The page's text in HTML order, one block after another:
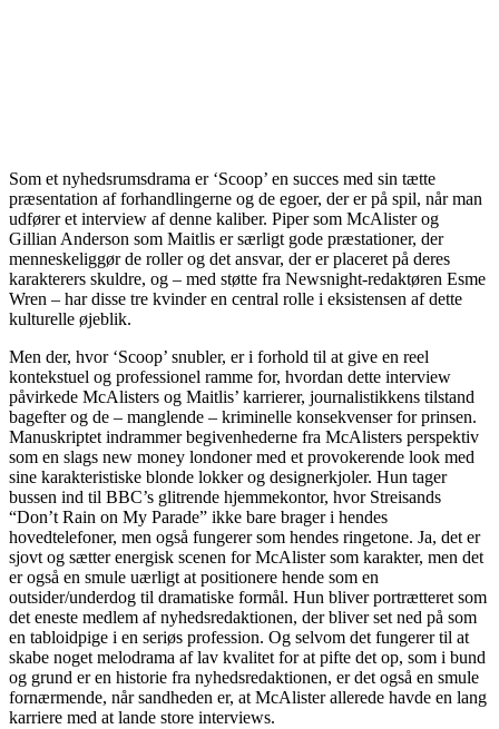
Som et nyhedsrumsdrama er ‘Scoop’ en succes med sin tætte
præsentation af forhandlingerne og de egoer, der er på spil, når man
udfører et interview af denne kaliber. Piper som McAlister og
Gillian Anderson som Maitlis er særligt gode præstationer, der
menneskeliggør de roller og det ansvar, der er placeret på deres
karakterers skuldre, og – med støtte fra Newsnight-redaktøren Esme
Wren – har disse tre kvinder en central rolle i eksistensen af dette
kulturelle øjeblik.
Men der, hvor ‘Scoop’ snubler, er i forhold til at give en reel
kontekstuel og professionel ramme for, hvordan dette interview
påvirkede McAlisters og Maitlis’ karrierer, journalistikkens tilstand
bagefter og de – manglende – kriminelle konsekvenser for prinsen.
Manuskriptet indrammer begivenhederne fra McAlisters perspektiv
som en slags new money londoner med et provokerende look med
sine karakteristiske blonde lokker og designerkjoler. Hun tager
bussen ind til BBC’s glitrende hjemmekontor, hvor Streisands
“Don’t Rain on My Parade” ikke bare brager i hendes
hovedtelefoner, men også fungerer som hendes ringetone. Ja, det er
sjovt og sætter energisk scenen for McAlister som karakter, men det
er også en smule uærligt at positionere hende som en
outsider/underdog til dramatiske formål. Hun bliver portrætteret som
det eneste medlem af nyhedsredaktionen, der bliver set ned på som
en tabloidpige i en seriøs profession. Og selvom det fungerer til at
skabe noget melodrama af lav kvalitet for at pifte det op, som i bund
og grund er en historie fra nyhedsredaktionen, er det også en smule
fornærmende, når sandheden er, at McAlister allerede havde en lang
karriere med at lande store interviews.